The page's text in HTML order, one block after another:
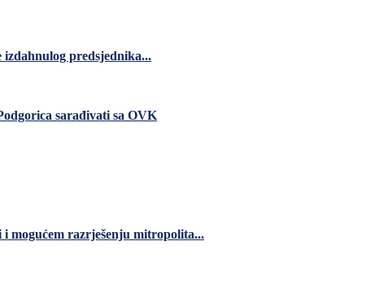
predsjednika...
sarađivati sa OVK
mogućem razrješenju mitropolita...